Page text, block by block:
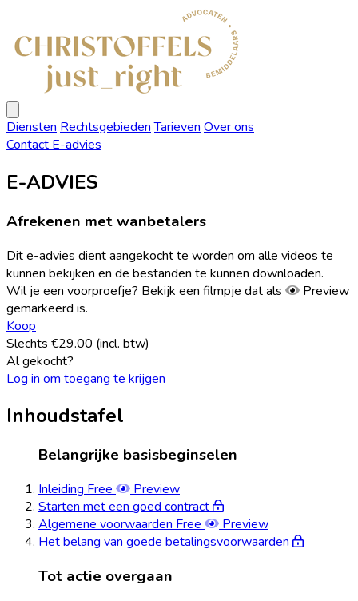
Advocaten
menu
Diensten Rechtsgebieden Tarieven Over ons
Contact E-advies
E-ADVIES
Afrekenen met wanbetalers
Dit e-advies dient aangekocht te worden om alle videos te
kunnen bekijken en de bestanden te kunnen downloaden.
Wil je een voorproefje? Bekijk een filmpje dat als
Preview
gemarkeerd is.
Koop
Slechts €29.00 (incl. btw)
Al gekocht?
Log in om toegang te krijgen
Inhoudstafel
Belangrijke basisbeginselen
Inleiding Free
Preview
Starten met een goed contract
Algemene voorwaarden Free
Preview
Het belang van goede betalingsvoorwaarden
Tot actie overgaan